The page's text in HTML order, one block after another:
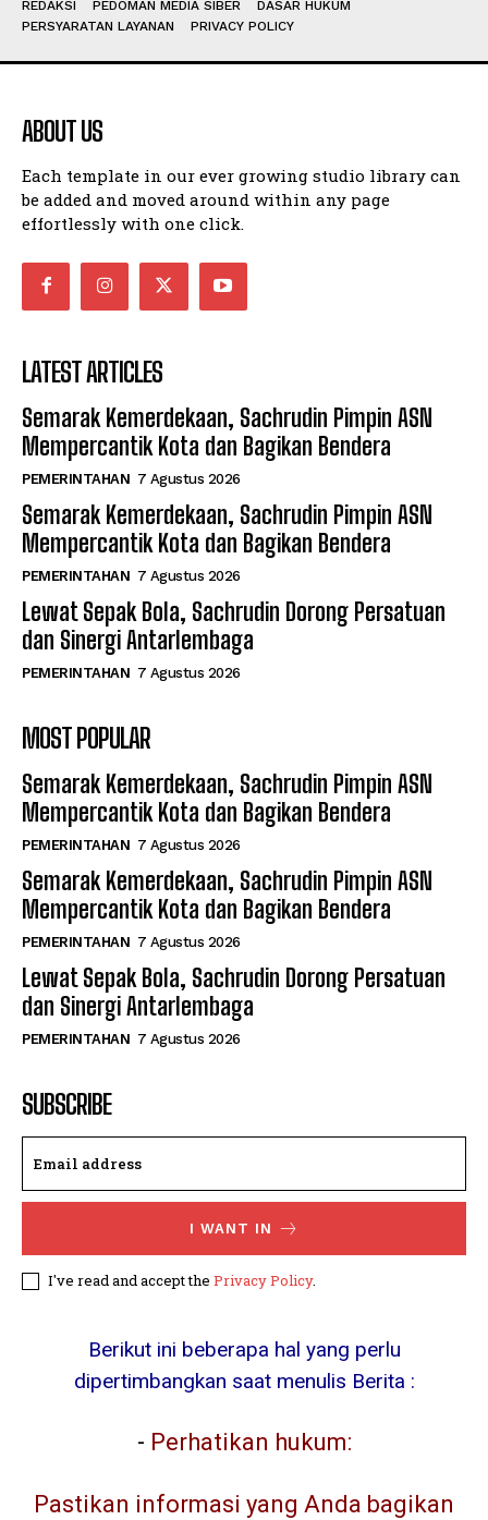
REDAKSI PEDOMAN MEDIA SIBER
DASAR HUKUM
PERSYARATAN LAYANAN
PRIVACY POLICY
ABOUT US
Each template in our ever growing studio library can
be added and moved around within any page
effortlessly with one click.
LATEST ARTICLES
Semarak Kemerdekaan, Sachrudin Pimpin ASN
Mempercantik Kota dan Bagikan Bendera
PEMERINTAHAN 7 Agustus 2026
Semarak Kemerdekaan, Sachrudin Pimpin ASN
Mempercantik Kota dan Bagikan Bendera
PEMERINTAHAN 7 Agustus 2026
Lewat Sepak Bola, Sachrudin Dorong Persatuan
dan Sinergi Antarlembaga
PEMERINTAHAN 7 Agustus 2026
MOST POPULAR
Semarak Kemerdekaan, Sachrudin Pimpin ASN
Mempercantik Kota dan Bagikan Bendera
PEMERINTAHAN 7 Agustus 2026
Semarak Kemerdekaan, Sachrudin Pimpin ASN
Mempercantik Kota dan Bagikan Bendera
PEMERINTAHAN 7 Agustus 2026
Lewat Sepak Bola, Sachrudin Dorong Persatuan
dan Sinergi Antarlembaga
PEMERINTAHAN 7 Agustus 2026
SUBSCRIBE
I WANT IN
I've read and accept the Privacy Policy.
Berikut ini beberapa hal yang perlu
dipertimbangkan saat menulis Berita :
- Perhatikan hukum:
Pastikan informasi yang Anda bagikan